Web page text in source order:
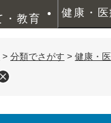
・教育 健康・
> 分類でさがす > 健康・